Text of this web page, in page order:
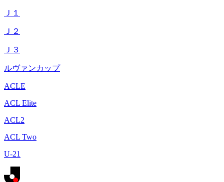
Ｊ１
Ｊ２
Ｊ３
ルヴァンカップ
ACLE
ACL Elite
ACL2
ACL Two
U-21